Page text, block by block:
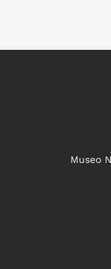
Museo